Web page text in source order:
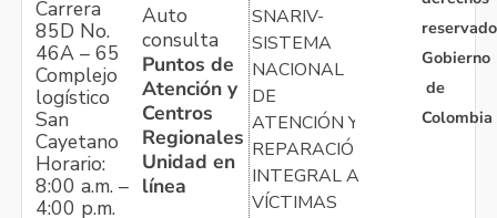
Carrera
85D No.
46A – 65
Complejo
logístico
San
Cayetano
Horario:
8:00 a.m. –
4:00 p.m.
Auto
consulta
Puntos de
Atención y
Centros
Regionales
Unidad en
línea
SNARIV-
SISTEMA
NACIONAL
DE
ATENCIÓN Y
REPARACIÓN
INTEGRAL A
VÍCTIMAS
Gobierno
de
Colombia